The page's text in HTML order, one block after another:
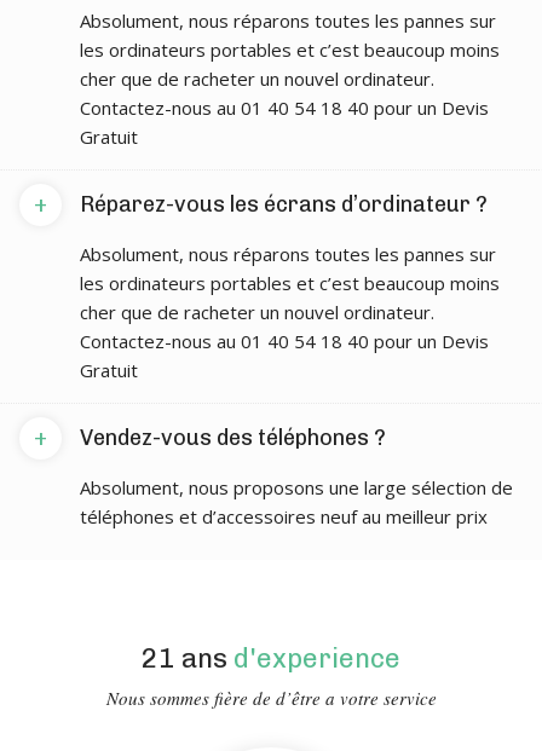
Absolument, nous réparons toutes les pannes sur
les ordinateurs portables et c’est beaucoup moins
cher que de racheter un nouvel ordinateur.
Contactez-nous au 01 40 54 18 40 pour un Devis
Gratuit
Réparez-vous les écrans d’ordinateur ?
+
Absolument, nous réparons toutes les pannes sur
les ordinateurs portables et c’est beaucoup moins
cher que de racheter un nouvel ordinateur.
Contactez-nous au 01 40 54 18 40 pour un Devis
Gratuit
Vendez-vous des téléphones ?
+
Absolument, nous proposons une large sélection de
téléphones et d’accessoires neuf au meilleur prix
21 ans d'experience
Nous sommes fière de d’être a votre service